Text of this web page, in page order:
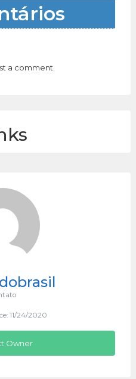
a comment.
11/24/2020
Owner